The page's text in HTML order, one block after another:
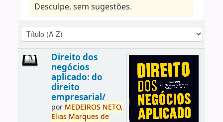
Desculpe, sem sugestões.
Direito dos
negócios
aplicado: do
direito
empresarial/
por MEDEIROS NETO,
Elias Marques de